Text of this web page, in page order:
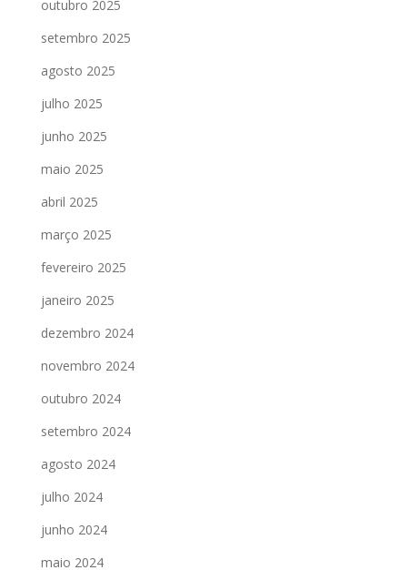
outubro 2025
setembro 2025
agosto 2025
julho 2025
junho 2025
maio 2025
abril 2025
março 2025
fevereiro 2025
janeiro 2025
dezembro 2024
novembro 2024
outubro 2024
setembro 2024
agosto 2024
julho 2024
junho 2024
maio 2024